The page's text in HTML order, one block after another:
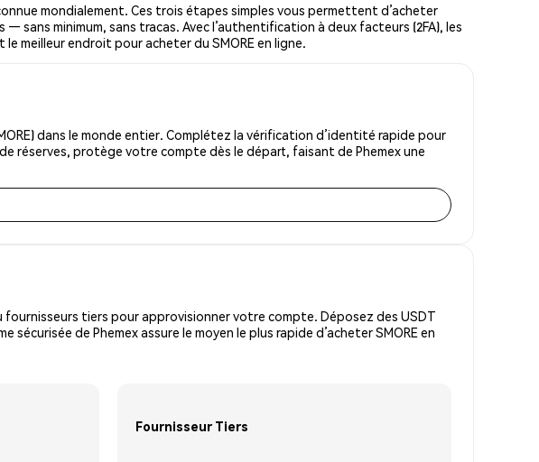
mondialement. Ces trois étapes simples vous permettent d’acheter
sans minimum, sans tracas. Avec l’authentification à deux facteurs (2FA), les
meilleur endroit pour acheter du SMORE en ligne.
dans le monde entier. Complétez la vérification d’identité rapide pour
réserves, protège votre compte dès le départ, faisant de Phemex une
tiers pour approvisionner votre compte. Déposez des USDT
de Phemex assure le moyen le plus rapide d’acheter SMORE en
Fournisseur Tiers